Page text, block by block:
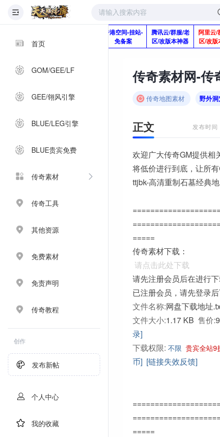
首页
GOM/GEE/LF
GEE/翎风引擎
BLUE/LEG引擎
BLUE贵宾免费
传奇素材
传奇工具
其他资源
免费素材
免责声明
传奇教程
创作
发布新帖
个人中心
我的收藏
Q920992345
香港空间-挂站-
免备案
腾讯云/群服/老
区/改版本神器
阿里云/
区/改版
传奇地图素材 野外
正文 发布时
欢迎广大传奇GM提供相
将低价进行到底，让所
ttjbk-高清重制石墓经典
=====
传奇素材下载：
请点击此处下载
请先注册会员后在进行
已注册会员，请先登录
文件名称:网盘下载地址
文件大小:1.17 KB 售价:
录]
下载权限: 不限 贵宾全站9
币] [链接失效反馈]
=====